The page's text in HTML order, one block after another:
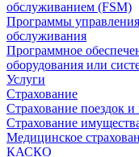
обслуживанием (FSM)
Программы
обслуживания
Программное
оборудования или
Услуги
Страхование
Страхование поездок
Страхование
Медицинское
КАСКО